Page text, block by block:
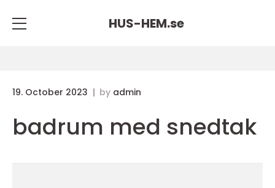
HUS-HEM.se
19. October 2023 by admin
badrum med snedtak